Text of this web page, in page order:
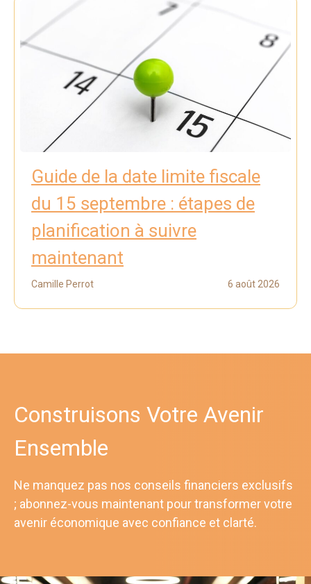
Guide de la date limite fiscale
du 15 septembre : étapes de
planification à suivre
maintenant
Camille Perrot 6 août 2026
Construisons Votre Avenir
Ensemble
Ne manquez pas nos conseils financiers exclusifs
; abonnez-vous maintenant pour transformer votre
avenir économique avec confiance et clarté.